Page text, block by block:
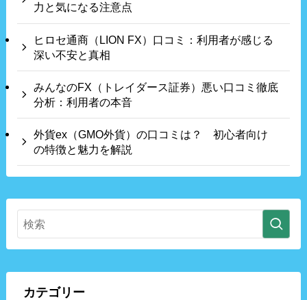
力と気になる注意点
ヒロセ通商（LION FX）口コミ：利用者が感じる
深い不安と真相
みんなのFX（トレイダース証券）悪い口コミ徹底
分析：利用者の本音
外貨ex（GMO外貨）の口コミは？ 初心者向け
の特徴と魅力を解説
カテゴリー